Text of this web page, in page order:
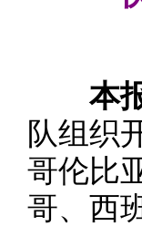
本
队组织
哥伦比
哥、西